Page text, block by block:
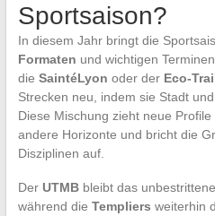
Sportsaison?
In diesem Jahr bringt die
Formaten und wichtigen
die SaintéLyon oder der Eco-
Strecken neu, indem sie Stadt
Diese Mischung zieht neue
andere Horizonte und bricht die
Disziplinen auf.
Der UTMBbleibt das
während die Templiers weiterhin